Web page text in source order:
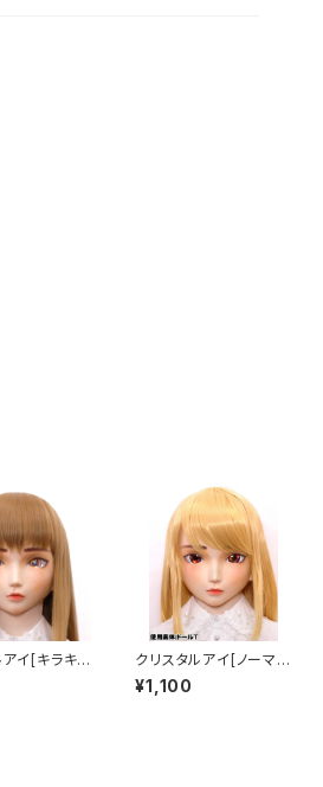
アイ[キラキ
Eye
クリスタルアイ[ノーマ
ル]ブラウン Crystal Ey
e[NORMALBrown
¥1,100